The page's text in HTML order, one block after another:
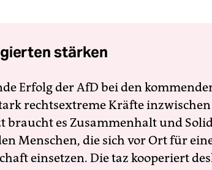
stärken
Erfolg der AfD bei den
rechtsextreme Kräfte
braucht es Zusammenhalt und
Menschen, die sich vor Ort für
einsetzen. Die taz kooperiert